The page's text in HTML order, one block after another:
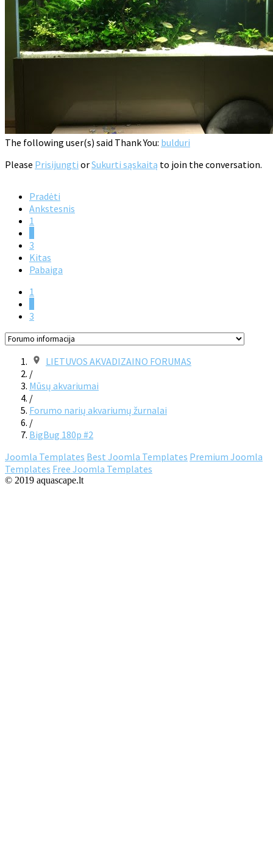
The following user(s) said Thank You: bulduri
Please Prisijungti orSukurti sąskaitą to join the conversation.
Pradėti
Ankstesnis
1
3
Kitas
Pabaiga
1
3
LIETUVOS AKVADIZAINO FORUMAS
/
Mūsų akvariumai
/
Forumo narių akvariumų žurnalai
/
BigBug 180p #2
Joomla Templates Best Joomla Templates Premium Joomla
Templates Free Joomla Templates
© 2019 aquascape.lt